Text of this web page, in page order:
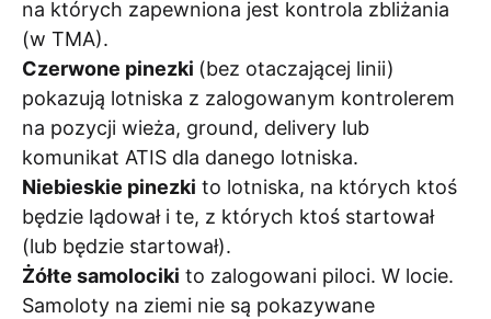
na których zapewniona jest kontrola zbliżania
(w TMA).
Czerwone pinezki (bez otaczającej linii)
pokazują lotniska z zalogowanym kontrolerem
na pozycji wieża, ground, delivery lub
komunikat ATIS dla danego lotniska.
Niebieskie pinezki to lotniska, na których ktoś
będzie lądował i te, z których ktoś startował
(lub będzie startował).
Żółte samolociki to zalogowani piloci. W locie.
Samoloty na ziemi nie są pokazywane